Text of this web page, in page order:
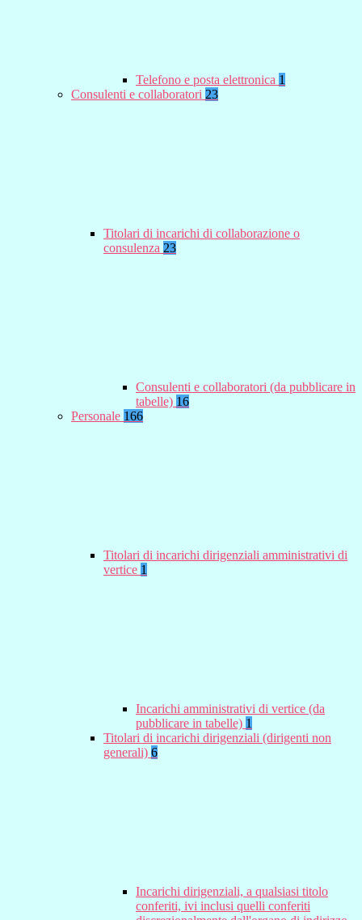
Telefono e posta elettronica 1
Consulenti e collaboratori 23
Titolari di incarichi di collaborazione o
consulenza 23
Consulenti e collaboratori (da pubblicare in
tabelle) 16
Personale 166
Titolari di incarichi dirigenziali amministrativi di
vertice 1
Incarichi amministrativi di vertice (da
pubblicare in tabelle) 1
Titolari di incarichi dirigenziali (dirigenti non
generali) 6
Incarichi dirigenziali, a qualsiasi titolo
conferiti, ivi inclusi quelli conferiti